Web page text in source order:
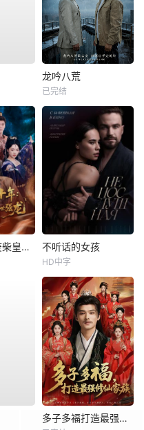
龙吟八荒
已完结
藏剑十年：废柴皇子竟是绝世强龙 不听话的女孩
HD中字
多子多福打造最强修仙家族